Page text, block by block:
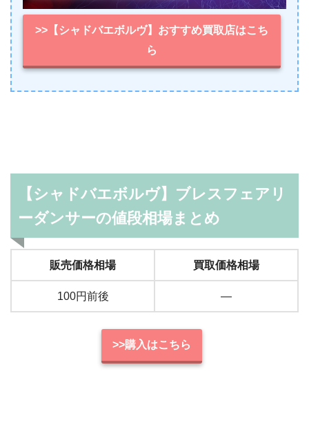
>>【シャドバエボルヴ】おすすめ買取店はこち
ら
【シャドバエボルヴ】ブレスフェアリ
ーダンサーの値段相場まとめ
販売価格相場 買取価格相場
100円前後 ―
>>購入はこちら